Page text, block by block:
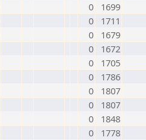
0
1699
0
1711
0
1679
0
1672
0
1705
0
1786
0
1807
0
1807
0
1848
0
1778